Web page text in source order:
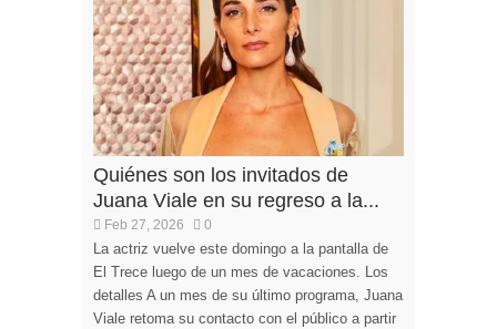
Quiénes son los invitados de
Juana Viale en su regreso a la...
Feb 27, 2026 0
La actriz vuelve este domingo a la pantalla de
El Trece luego de un mes de vacaciones. Los
detalles A un mes de su último programa, Juana
Viale retoma su contacto con el público a partir